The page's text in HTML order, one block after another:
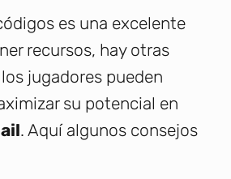
es una excelente
recursos, hay otras
jugadores pueden
su potencial en
. Aquí algunos consejos